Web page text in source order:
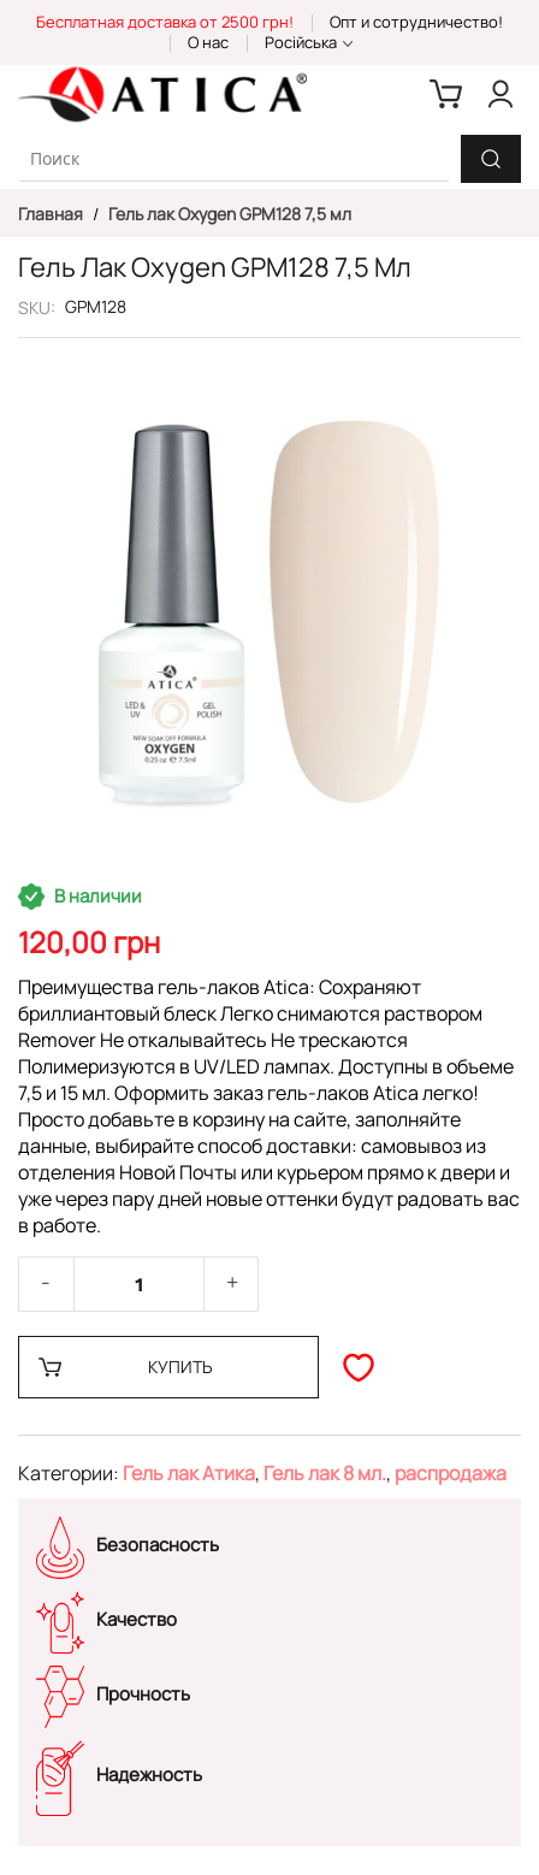
Content
Бесплатная доставка от 2500 грн!
Опт и сотрудничество!
О нас
Російська
Главная Гель лак Oxygen GPM128 7,5 мл
Гель Лак Oxygen GPM128 7,5 Мл
SKU GPM128
изображений
Перейти
к
началу
галереи
изображений
В наличии
120,00 грн
Преимущества гель-лаков Atica: Сохраняют
бриллиантовый блеск Легко снимаются раствором
Remover Не откалывайтесь Не трескаются
Полимеризуются в UV/LED лампах. Доступны в объеме
7,5 и 15 мл. Оформить заказ гель-лаков Atica легко!
Просто добавьте в корзину на сайте, заполняйте
данные, выбирайте способ доставки: самовывоз из
отделения Новой Почты или курьером прямо к двери и
уже через пару дней новые оттенки будут радовать вас
в работе.
КУПИТЬ
Категории: Гель лак Атика, Гель лак 8 мл., распродажа
Безопасность
Качество
Прочность
Надежность